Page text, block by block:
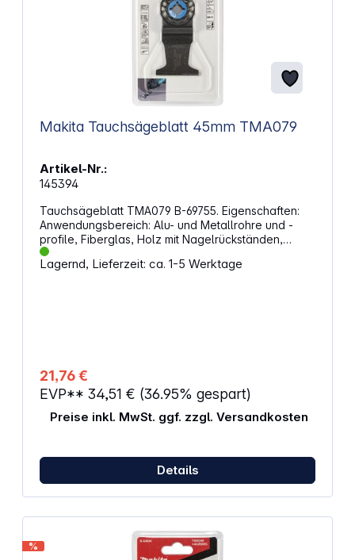
Makita Tauchsägeblatt 45mm TMA079
Artikel-Nr.:
145394
Tauchsägeblatt TMA079 B-69755. Eigenschaften:
Anwendungsbereich: Alu- und Metallrohre und -
profile, Fiberglas, Holz mit Nagelrückständen,
Gipskarton Zähne pro Zoll: 23 Eintauchtiefe: 49 mm
Breite: 45 mm Wolframkarbidspitze
Lagernd, Lieferzeit: ca. 1-5 Werktage
21,76 €
EVP** 34,51 € (36.95% gespart)
Preise inkl. MwSt. ggf. zzgl. Versandkosten
Details
%